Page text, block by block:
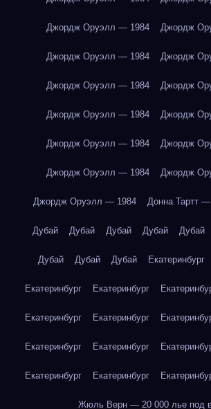
Джордж Оруэлл — 1984 Джордж
Джордж Оруэлл — 1984 Джордж
Джордж Оруэлл — 1984 Джордж
Джордж Оруэлл — 1984 Джордж
Джордж Оруэлл — 1984 Джордж
Джордж Оруэлл — 1984 Джордж
Джордж Оруэлл — 1984 Донна Тартт
Дубай Дубай Дубай Дубай Дубай
Дубай Дубай Дубай Екатеринбург
Екатеринбург Екатеринбург
Екатеринбург Екатеринбург
Екатеринбург Екатеринбург
Екатеринбург Екатеринбург
Жюль Верн — 20 000 лье под